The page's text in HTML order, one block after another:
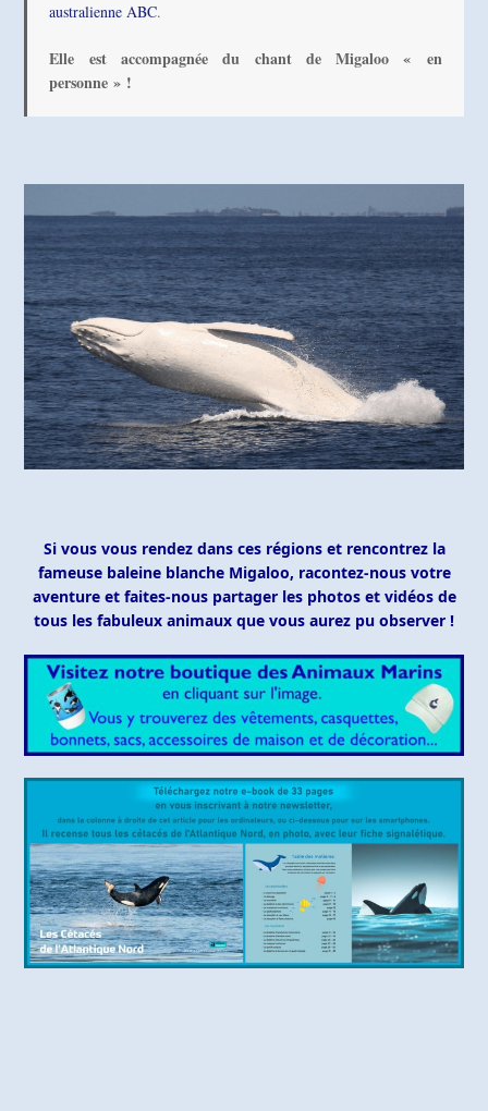
australienne ABC.
Elle est accompagnée du chant de Migaloo « en
personne » !
Si vous vous rendez dans ces régions et rencontrez la
fameuse baleine blanche Migaloo, racontez-nous votre
aventure et faites-nous partager les photos et vidéos de
tous les fabuleux animaux que vous aurez pu observer !